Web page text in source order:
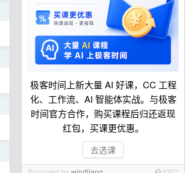
极客时间上新大量 AI 好课，CC 工程
化、工作流、AI 智能体实战。与极客
时间官方合作，购买课程后归还返现
红包，买课更优惠。
去选课